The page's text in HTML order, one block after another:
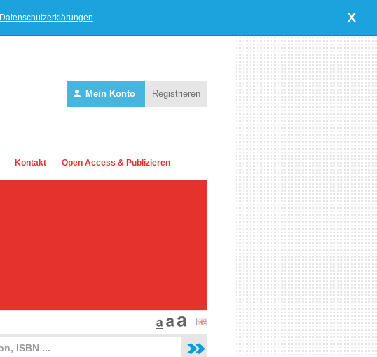
Datenschutzerklärungen. X
Mein Konto Registrieren
Kontakt Open Access & Publizieren